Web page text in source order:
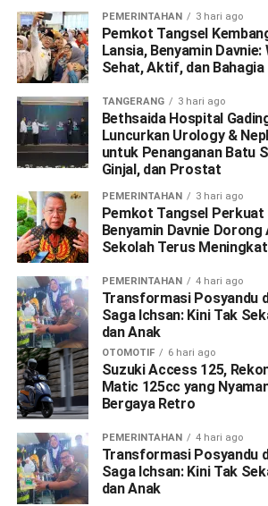
PEMERINTAHAN 3 hari ago
Pemkot Tangsel
Lansia, Benyamin
Sehat, Aktif, dan Bahagia
TANGERANG 3 hari ago
Bethsaida Hospital
Luncurkan Urology &
untuk Penanganan Batu
Ginjal, dan Prostat
PEMERINTAHAN 3 hari ago
Pemkot Tangsel Perkuat
Benyamin Davnie
Sekolah Terus Meningkat
PEMERINTAHAN 4 hari ago
Transformasi Posyandu
Saga Ichsan: Kini Tak
dan Anak
OTOMOTIF 6 hari ago
Suzuki Access 125,
Matic 125cc yang
Bergaya Retro
PEMERINTAHAN 4 hari ago
Transformasi Posyandu
Saga Ichsan: Kini Tak
dan Anak